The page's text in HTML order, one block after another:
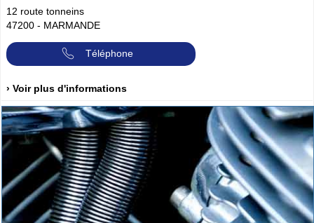
12 route tonneins
47200 - MARMANDE
Téléphone
› Voir plus d'informations